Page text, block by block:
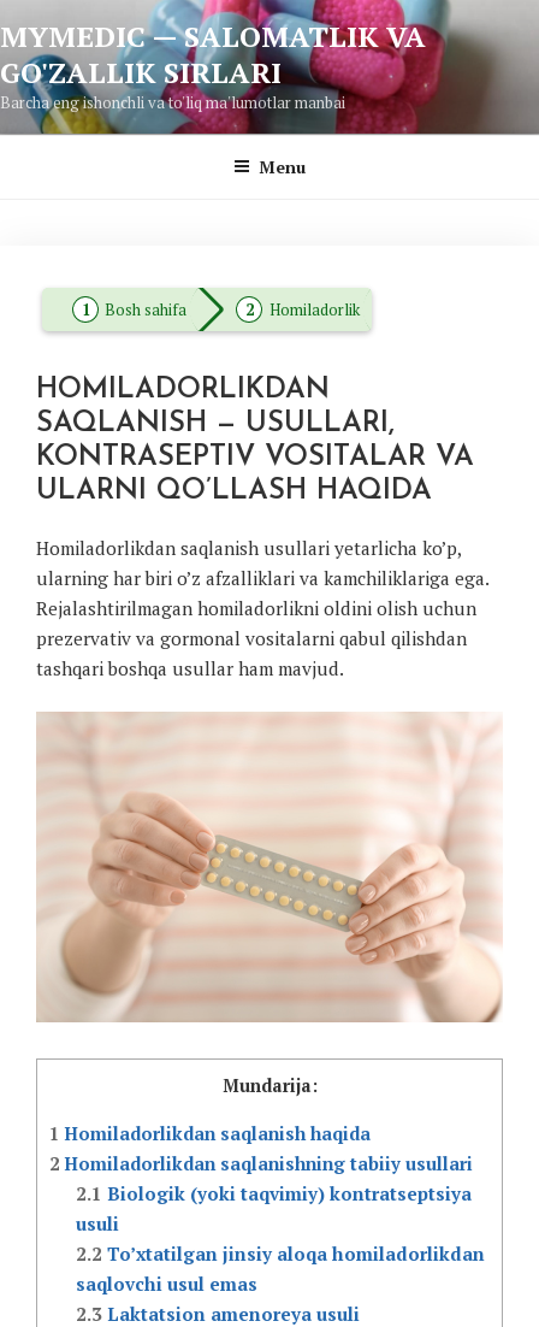
to
content
MYMEDIC — SALOMATLIK VA
GO'ZALLIK SIRLARI
Barcha eng ishonchli va to'liq ma'lumotlar manbai
Menu
Bosh sahifa Homiladorlik
HOMILADORLIKDAN
SAQLANISH — USULLARI,
KONTRASEPTIV VOSITALAR VA
ULARNI QO’LLASH HAQIDA
Homiladorlikdan saqlanish usullari yetarlicha ko’p,
ularning har biri o’z afzalliklari va kamchiliklariga ega.
Rejalashtirilmagan homiladorlikni oldini olish uchun
prezervativ va gormonal vositalarni qabul qilishdan
tashqari boshqa usullar ham mavjud.
Mundarija:
1 Homiladorlikdan saqlanish haqida
2 Homiladorlikdan saqlanishning tabiiy usullari
2.1 Biologik (yoki taqvimiy) kontratseptsiya
usuli
2.2 To’xtatilgan jinsiy aloqa homiladorlikdan
saqlovchi usul emas
2.3 Laktatsion amenoreya usuli